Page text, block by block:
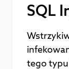
SQL
tego